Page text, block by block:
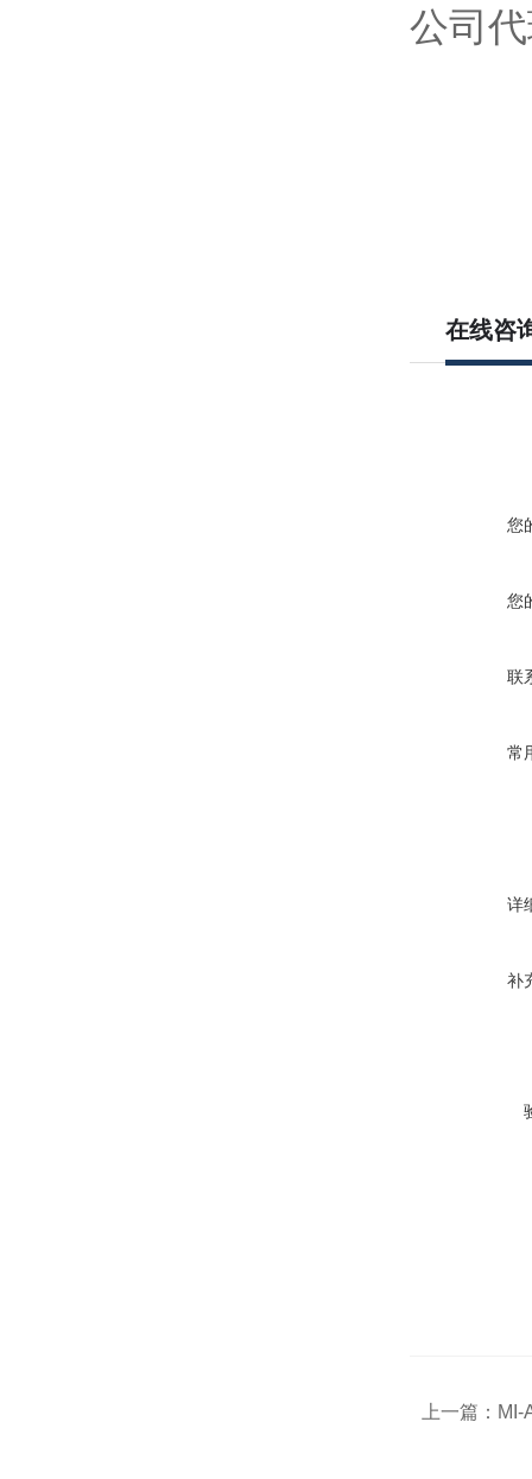
公司
在线咨
您
您
联
常
详
补
上一篇： MI-